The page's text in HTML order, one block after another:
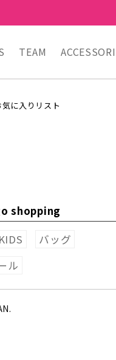
TEAM
気に入りリスト
shopping
KIDS
バッグ
ル